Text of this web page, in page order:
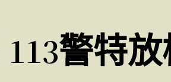
113警特